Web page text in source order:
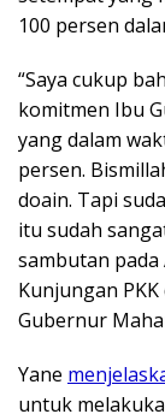
100 persen
“Saya cukup
komitmen Ibu
yang dalam
persen.
doain. Tapi
itu sudah
sambutan pada
Kunjungan
Gubernur
Yane
untuk